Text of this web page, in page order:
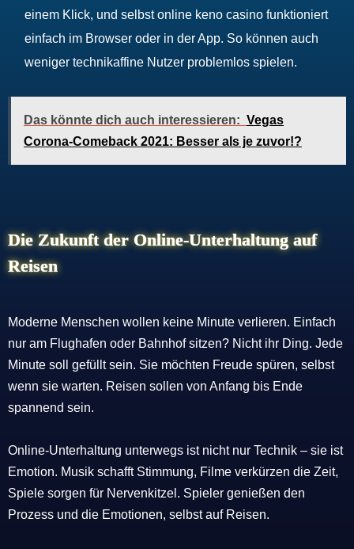
einem Klick, und selbst online keno casino funktioniert
einfach im Browser oder in der App. So können auch
weniger technikaffine Nutzer problemlos spielen.
Das könnte dich auch interessieren: Vegas
Corona-Comeback 2021: Besser als je zuvor!?
Die Zukunft der Online-Unterhaltung auf
Reisen
Moderne Menschen wollen keine Minute verlieren. Einfach
nur am Flughafen oder Bahnhof sitzen? Nicht ihr Ding. Jede
Minute soll gefüllt sein. Sie möchten Freude spüren, selbst
wenn sie warten. Reisen sollen von Anfang bis Ende
spannend sein.
Online-Unterhaltung unterwegs ist nicht nur Technik – sie ist
Emotion. Musik schafft Stimmung, Filme verkürzen die Zeit,
Spiele sorgen für Nervenkitzel. Spieler genießen den
Prozess und die Emotionen, selbst auf Reisen.